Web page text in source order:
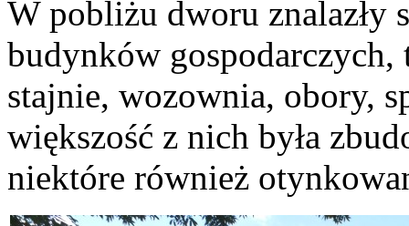
W pobliżu dworu znalazły
budynków
stajnie, wozownia, obory,
większość z nich była
niektóre również